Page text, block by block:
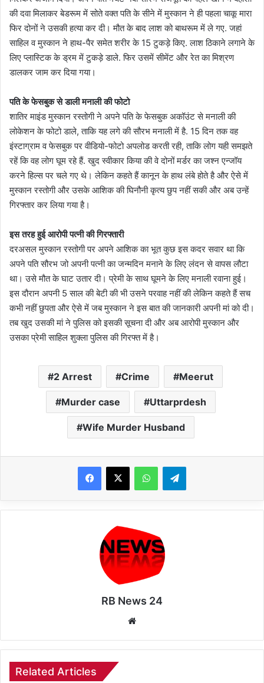
की दवा मिलाकर बेडरूम में सोते वक्त पति के सीने में मुस्कान ने ही पहला चाकू मारा
फिर दोनों ने उसकी हत्या कर दी। मौत के बाद लाश को बाथरूम में ले गए. जहां
साहिल व मुस्कान ने हाथ-पैर समेत शरीर के 15 टुकड़े किए. लाश ठिकाने लगाने के
लिए प्लास्टिक के ड्रम में टुकड़े डाले. फिर उसमें सीमेंट और रेत का मिश्रण
डालकर जाम कर दिया गया।
पति के फेसबुक से डाली मनाली की फोटो
शातिर माइंड मुस्कान रस्तोगी ने अपने पति के फेसबुक अकॉउंट से मनाली की
लोकेशन के फोटो डाले, ताकि यह लगे की सौरभ मनाली में है. 15 दिन तक वह
इंस्टाग्राम व फेसबुक पर वीडियो-फोटो अपलोड करती रही, ताकि लोग यही समझते
रहें कि वह लोग घूम रहे हैं. खुद स्वीकार किया की वे दोनों मर्डर का जश्न एन्जॉय
करने हिल्स पर चले गए थे। लेकिन कहते हैं कानून के हाथ लंबे होते है और ऐसे में
मुस्कान रस्तोगी और उसके आशिक की घिनौनी कृत्य छुप नहीं सकी और अब उन्हें
गिरफ्तार कर लिया गया है।
इस तरह हुई आरोपी पत्नी की गिरफ्तारी
दरअसल मुस्कान रस्तोगी पर अपने आशिक का भूत कुछ इस कदर सवार था कि
अपने पति सौरभ जो अपनी पत्नी का जन्मदिन मनाने के लिए लंदन से वापस लौटा
था। उसे मौत के घाट उतार दी। प्रेमी के साथ घूमने के लिए मनाली रवाना हुई।
इस दौरान अपनी 5 साल की बेटी की भी उसने परवाह नहीं की लेकिन कहते हैं सच
कभी नहीं छुपता और ऐसे में जब मुस्कान ने इस बात की जानकारी अपनी मां को दी।
तब खुद उसकी मां ने पुलिस को इसकी सूचना दी और अब आरोपी मुस्कान और
उसका प्रेमी साहिल शुक्ला पुलिस की गिरफ्त में है।
2 Arrest Crime Meerut
Murder case Uttarprdesh
Wife Murder Husband
WhatsAppTelegram
RB News 24
Related Articles